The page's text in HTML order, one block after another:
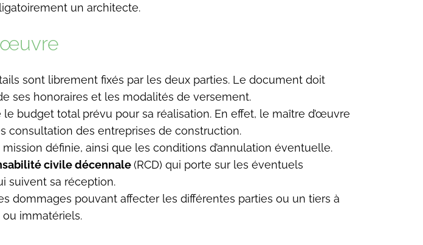
un architecte.
sont librement fixés par les deux parties. Le document doit
ses honoraires et les modalités de versement.
budget total prévu pour sa réalisation. En effet, le maître d’œuvre
consultation des entreprises de construction.
définie, ainsi que les conditions d’annulation éventuelle.
civile décennale(RCD) qui porte sur les éventuels
suivent sa réception.
dommages pouvant affecter les différentes parties ou un tiers à
ou immatériels.